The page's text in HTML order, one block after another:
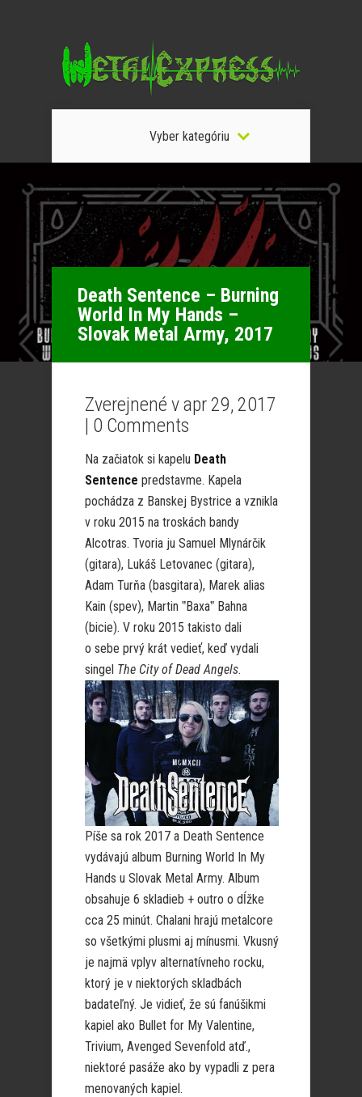
Vyber kategóriu
Death Sentence – Burning
World In My Hands –
Slovak Metal Army, 2017
Zverejnené v apr 29, 2017
| 0 Comments
Na začiatok si kapelu Death
Sentence predstavme. Kapela
pochádza z Banskej Bystrice a vznikla
v roku 2015 na troskách bandy
Alcotras. Tvoria ju Samuel Mlynárčik
(gitara), Lukáš Letovanec (gitara),
Adam Turňa (basgitara), Marek alias
Kain (spev), Martin ˮBaxaˮ Bahna
(bicie). V roku 2015 takisto dali
o sebe prvý krát vedieť, keď vydali
singel The City of Dead Angels.
Píše sa rok 2017 a Death Sentence
vydávajú album Burning World In My
Hands u Slovak Metal Army. Album
obsahuje 6 skladieb + outro o dĺžke
cca 25 minút. Chalani hrajú metalcore
so všetkými plusmi aj mínusmi. Vkusný
je najmä vplyv alternatívneho rocku,
ktorý je v niektorých skladbách
badateľný. Je vidieť, že sú fanúšikmi
kapiel ako Bullet for My Valentine,
Trivium, Avenged Sevenfold atď.,
niektoré pasáže ako by vypadli z pera
menovaných kapiel.